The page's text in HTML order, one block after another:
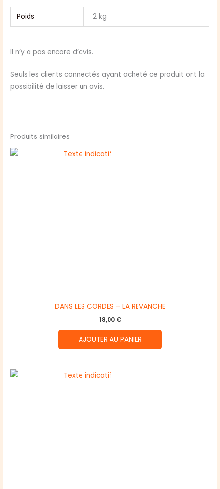
Poids 2 kg
Il n’y a pas encore d’avis.
Seuls les clients connectés ayant acheté ce produit ont la
possibilité de laisser un avis.
Produits similaires
DANS LES CORDES – LA REVANCHE
18,00 €
AJOUTER AU PANIER